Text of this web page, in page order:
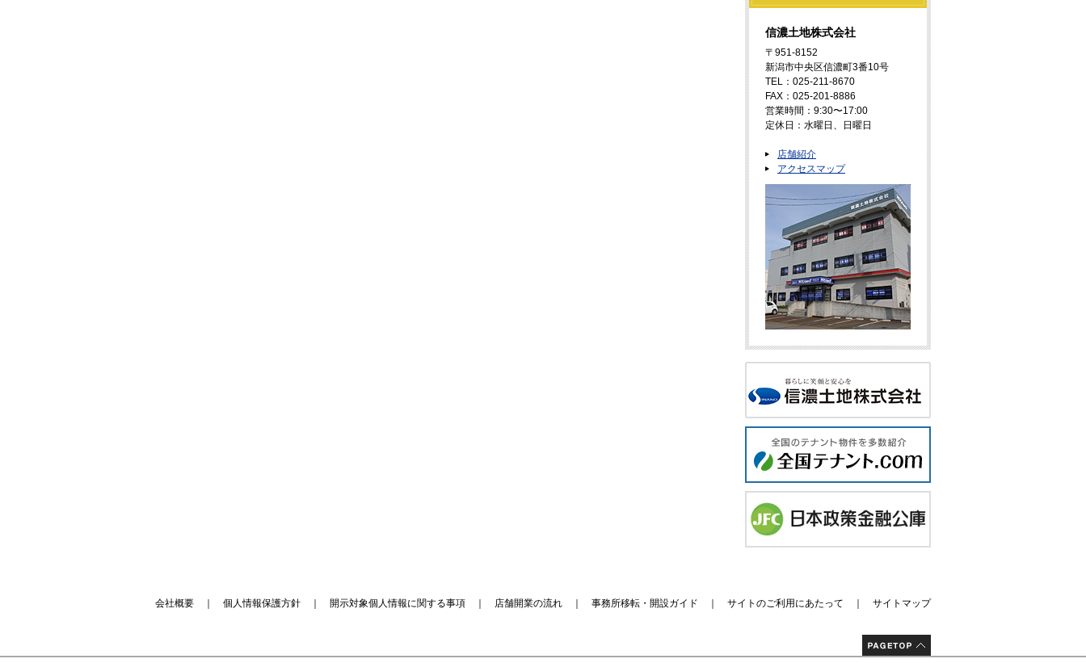
信濃土地株式会社
〒951-8152
新潟市中央区信濃町3番10号
TEL：025-211-8670
FAX：025-201-8886
営業時間：9:30〜17:00
定休日：水曜日、日曜日
店舗紹介
アクセスマップ
会社概要 個人情報保護方針 開示対象個人情報に関する事項 店舗開業の流れ 事務所移転・開設ガイド サイトのご利用にあたって サイトマップ